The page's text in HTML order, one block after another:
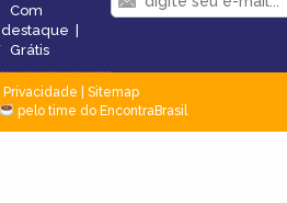
Com
destaque |
Grátis
Privacidade
Sitemap
pelo time do EncontraBrasil